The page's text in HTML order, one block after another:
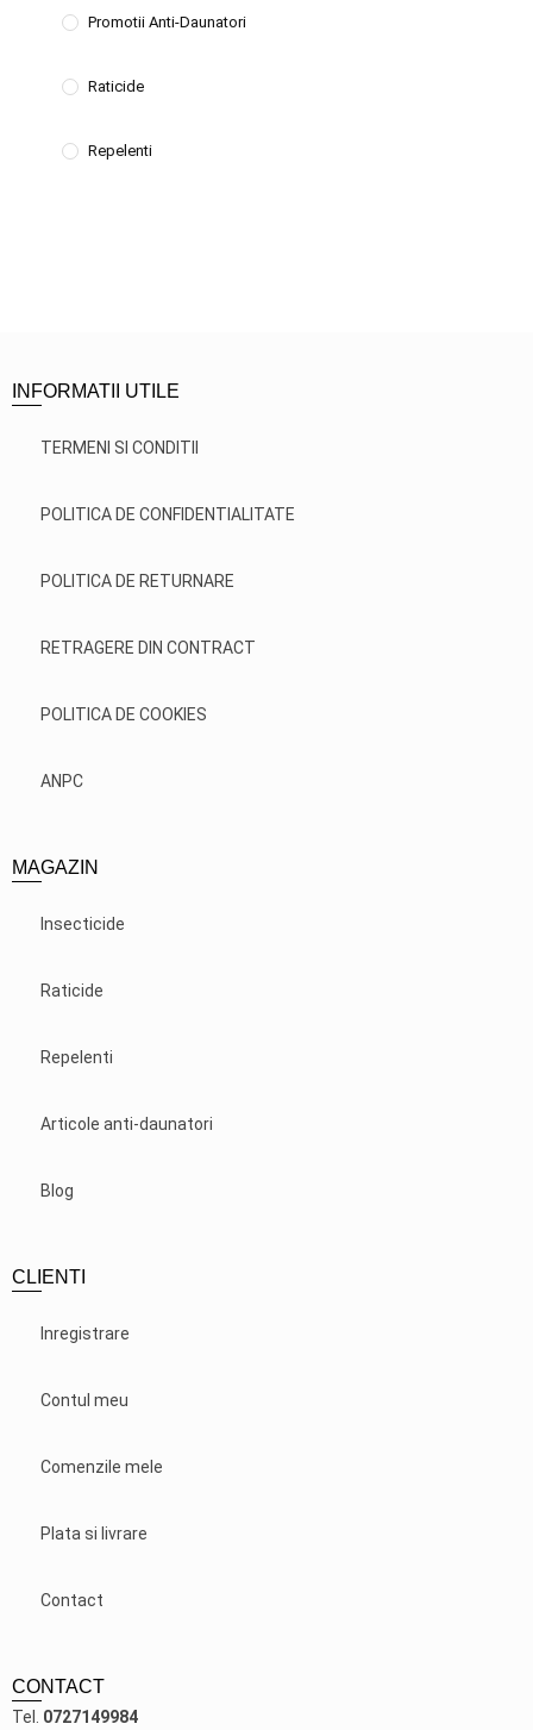
Promotii Anti-Daunatori
Raticide
Repelenti
INFORMATII UTILE
TERMENI SI CONDITII
POLITICA DE CONFIDENTIALITATE
POLITICA DE RETURNARE
RETRAGERE DIN CONTRACT
POLITICA DE COOKIES
ANPC
MAGAZIN
Insecticide
Raticide
Repelenti
Articole anti-daunatori
Blog
CLIENTI
Inregistrare
Contul meu
Comenzile mele
Plata si livrare
Contact
CONTACT
Tel. 0727149984